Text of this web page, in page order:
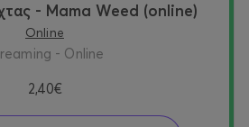
- Mama Weed (online)
Online
- Online
2,40€